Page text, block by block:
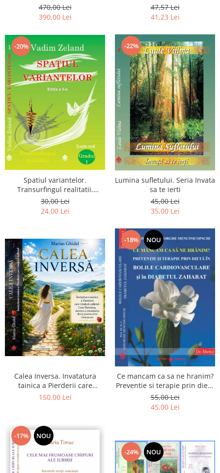
Luceafarului de Dimineata -
Gratuit)
470,00 Lei
390,00 Lei
chiar dragostea ta. Editia a 2-
a
47,57 Lei
41,23 Lei
-20%
Spatiul variantelor.
Transurfingul realitatii.
Gradul 1. Cum sa ne
dezvoltam intuitia si sa ne
30,00 Lei
24,00 Lei
-22%
Lumina sufletului. Seria Invata
sa te ierti
45,00 Lei
35,00 Lei
Calea Inversa. Invatatura
tainica a Pierderii care
vindeca sufletul - Cum
150,00 Lei
-18% NOU
Ce mancam ca sa ne hranim?
Preventie si terapie prin dieta
in bolile cardiovasculare si in
diabetul zaharat
55,00 Lei
45,00 Lei
-17% NOU
-24% NOU